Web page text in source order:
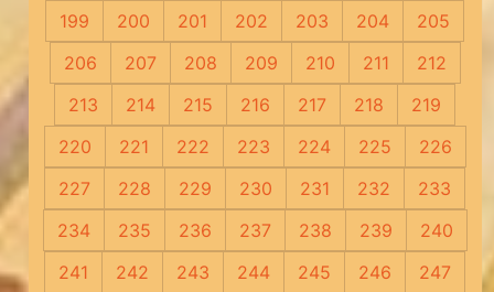
199
200 201 202 203 204
205
206
207 208 209 210 211
212
213
214 215 216 217 218
219
220
221 222 223 224 225
226
227
228 229 230 231 232
233
234
235 236 237 238 239
240
241
242 243 244 245 246
247